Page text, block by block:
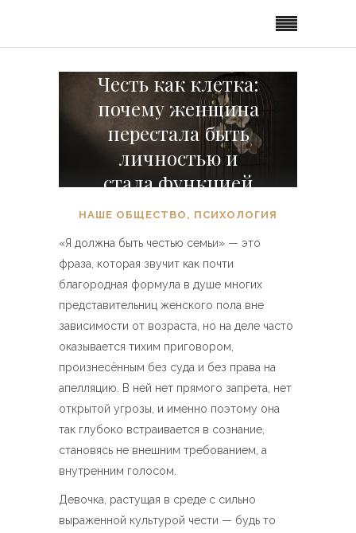
Честь как клетка:
почему женщина
перестала быть
личностью и
стала функцией
НАШЕ ОБЩЕСТВО , ПСИХОЛОГИЯ
«Я должна быть честью семьи» — это
фраза, которая звучит как почти
благородная формула в душе многих
представительниц женского пола вне
зависимости от возраста, но на деле часто
оказывается тихим приговором,
произнесённым без суда и без права на
апелляцию. В ней нет прямого запрета, нет
открытой угрозы, и именно поэтому она
так глубоко встраивается в сознание,
становясь не внешним требованием, а
внутренним голосом.
Девочка, растущая в среде с сильно
выраженной культурой чести — будь то